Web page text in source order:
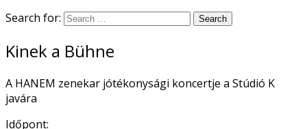
Search for:
Kinek a Bühne
A HANEM zenekar jótékonysági koncertje a Stúdió K
javára
Időpont: